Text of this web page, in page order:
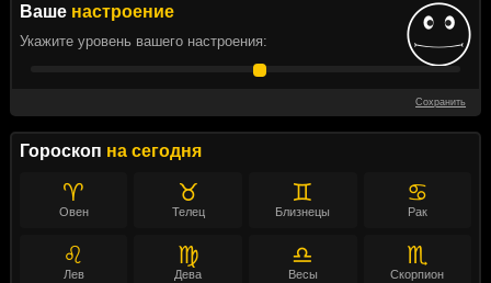
Ваше настроение
Укажите уровень вашего настроения:
Сохранить
Гороскоп на сегодня
♈
Овен
♉
Телец
♊
Близнецы
♋
Рак
♌
Лев
♍
Дева
♎
Весы
♏
Скорпион